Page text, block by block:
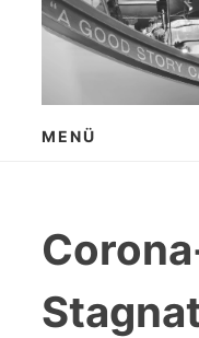
MENÜ